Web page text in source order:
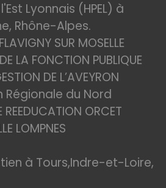
Lyonnais (HPEL) à
Rhône-Alpes.
SUR MOSELLE
LA FONCTION PUBLIQUE
DE L’AVEYRON
Régionale du Nord
REEDUCATION ORCET
LOMPNES
à Tours,Indre-et-Loire,